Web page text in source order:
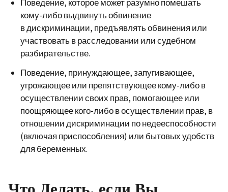
Поведение, которое может разумно помешать
кому-либо выдвинуть обвинение
в дискриминации, предъявлять обвинения или
участвовать в расследовании или судебном
разбирательстве.
Поведение, принуждающее, запугивающее,
угрожающее или препятствующее кому-либо в
осуществлении своих прав, помогающее или
поощряющее кого-либо в осуществлении прав, в
отношении дискриминации по недееспособности
(включая приспособления) или бытовых удобств
для беременных.